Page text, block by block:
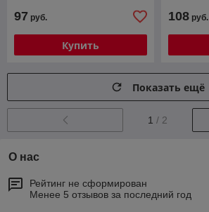
97 руб.
Купить
108 руб.
Показать ещё
1 / 2
О нас
Рейтинг не сформирован
Менее 5 отзывов за последний год